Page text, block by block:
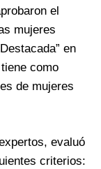
el
mujeres
en
como
de mujeres
evaluó
criterios: